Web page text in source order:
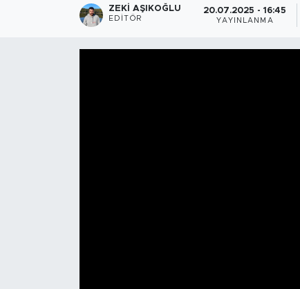
ZEKI AŞIKOĞLU
EDITÖR
20.07.2025 - 16:45
YAYINLANMA